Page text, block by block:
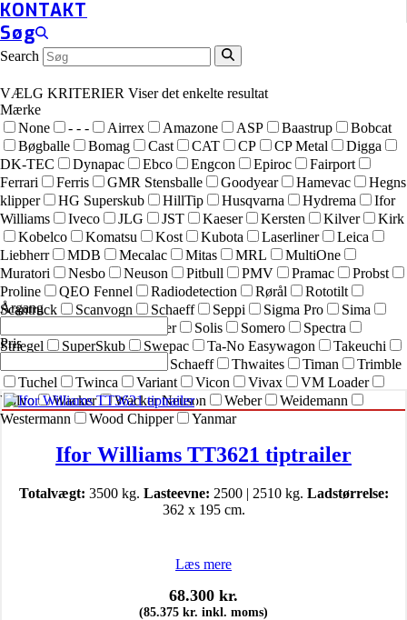
KONTAKT
Søg
Search
VÆLG KRITERIER Viser det enkelte resultat
Mærke
None
- - - Airrex Amazone ASP Baastrup
Bobcat
Bøgballe
Bomag Cast CAT CP CP Metal
Digga
DK-TEC
Dynapac Ebco Engcon Epiroc
Fairport
Ferrari
Ferris GMR Stensballe Goodyear Hamevac
Hegns
klipper
HG Superskub HillTip Husqvarna Hydrema
Ifor
Williams
Iveco JLG JST Kaeser Kersten Kilver
Kirk
Kobelco
Komatsu Kost Kubota Laserliner
Leica
Liebherr
MDB Mecalac Mitas MRL
MultiOne
Muratori
Nesbo Neuson Pitbull PMV Pramac
Probst
Proline
QEO Fennel Radiodetection Rørål
Rototilt
Scantruck
Scanvogn Schaeff Seppi Sigma Pro
Sima
sneskraber Solis Somero
Spectra
Striegel
SuperSkub Swepac Ta-No Easywagon
Takeuchi
Terex Schaeff Thwaites Timan
Trimble
Tuchel
Twinca Variant Vicon Vivax
VM Loader
Volvo
Wacker Wacker Neuson Weber
Weidemann
Westermann
Wood Chipper Yanmar
Årgang
Pris
Ifor Williams TT3621 tiptrailer
Totalvægt: 3500 kg. Lasteevne: 2500 | 2510 kg. Ladstørrelse:
362 x 195 cm.
Læs mere
68.300 kr.
(85.375 kr. inkl. moms)